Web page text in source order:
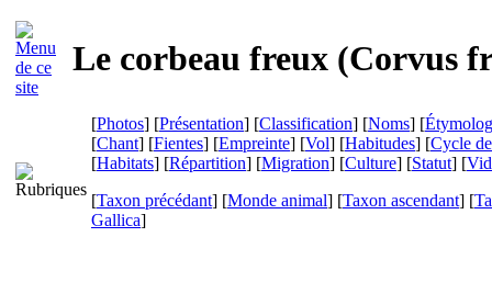
Le corbeau freux (Corvus
[Photos] [Présentation] [Classification] [Noms] [
[Chant] [Fientes] [Empreinte] [Vol] [Habitudes] [Cycle
[Habitats] [Répartition] [Migration] [Culture] [Statut] [
[Taxon précédant] [Monde animal] [Taxon ascendant] [
Gallica]